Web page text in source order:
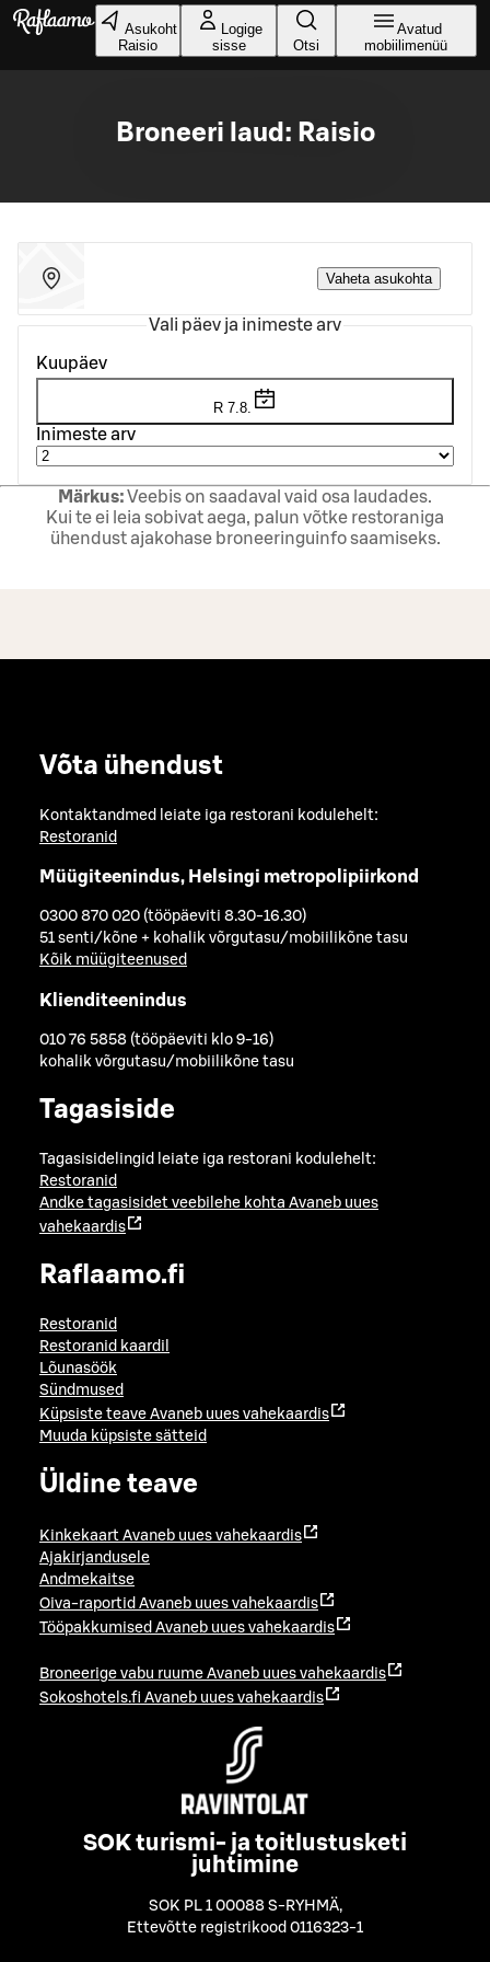
Liigu peamise sisu juurde
Asukoht
Raisio
Logige
sisse
Otsi
Avatud
mobiilimenüü
Broneeri laud: Raisio
Vaheta asukohta
Vali päev ja inimeste arv
Kuupäev
R 7.8.
Inimeste arv
Märkus:Veebis on saadaval vaid osa laudades.
Kui te ei leia sobivat aega, palun võtke restoraniga
ühendust ajakohase broneeringuinfo saamiseks.
Võta ühendust
Kontaktandmed leiate iga restorani kodulehelt:
Restoranid
Müügiteenindus, Helsingi metropolipiirkond
0300 870 020 (tööpäeviti 8.30-16.30)
51 senti/kõne + kohalik võrgutasu/mobiilikõne tasu
Kõik müügiteenused
Klienditeenindus
010 76 5858 (tööpäeviti klo 9-16)
kohalik võrgutasu/mobiilikõne tasu
Tagasiside
Tagasisidelingid leiate iga restorani kodulehelt:
Restoranid
Andke tagasisidet veebilehe kohta Avaneb uues
vahekaardis
Raflaamo.fi
Restoranid
Restoranid kaardil
Lõunasöök
Sündmused
Küpsiste teave Avaneb uues vahekaardis
Muuda küpsiste sätteid
Üldine teave
Kinkekaart Avaneb uues vahekaardis
Ajakirjandusele
Andmekaitse
Oiva-raportid Avaneb uues vahekaardis
Tööpakkumised Avaneb uues vahekaardis
Broneerige vabu ruume Avaneb uues vahekaardis
Sokoshotels.fi Avaneb uues vahekaardis
SOK turismi- ja toitlustusketi
juhtimine
SOK PL 1 00088 S-RYHMÄ,
Ettevõtte registrikood 0116323-1